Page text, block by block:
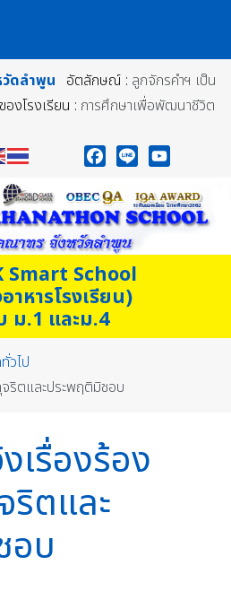
ดลำพูน อัตลักษณ์ : ลูกจักรคำฯ เป็น
งโรงเรียน : การศึกษาเพื่อพัฒนาชีวิต
Smart School
าหารโรงเรียน)
ม.1 และม.4
วไป
ริตและประพฤติมิชอบ
เรื่องร้อง
ริตและ
อบ